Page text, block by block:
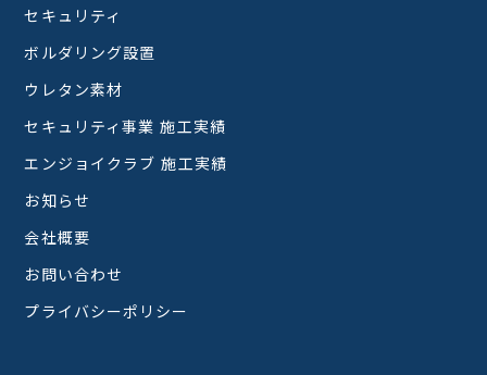
セキュリティ
ボルダリング設置
ウレタン素材
セキュリティ事業 施工実績
エンジョイクラブ 施工実績
お知らせ
会社概要
お問い合わせ
プライバシーポリシー